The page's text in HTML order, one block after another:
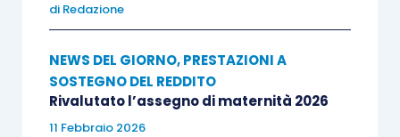
di Redazione
NEWS DEL GIORNO,PRESTAZIONI A
SOSTEGNO DEL REDDITO
Rivalutato l’assegno di maternità 2026
11 Febbraio 2026